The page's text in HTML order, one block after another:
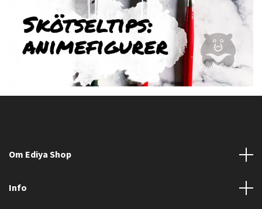
Om Ediya Shop
Info